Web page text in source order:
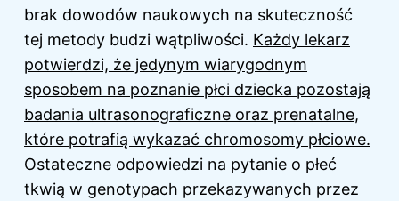
brak dowodów naukowych na skuteczność
tej metody budzi wątpliwości. Każdy lekarz
potwierdzi, że jedynym wiarygodnym
sposobem na poznanie płci dziecka pozostają
badania ultrasonograficzne oraz prenatalne,
które potrafią wykazać chromosomy płciowe.
Ostateczne odpowiedzi na pytanie o płeć
tkwią w genotypach przekazywanych przez